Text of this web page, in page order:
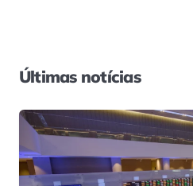
Últimas notícias